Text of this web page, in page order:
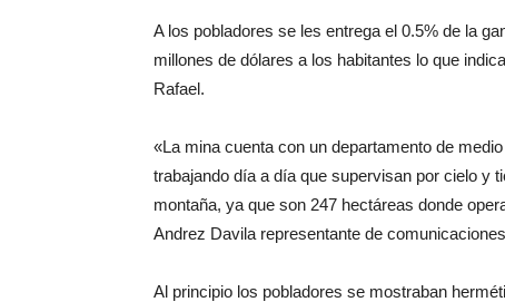
A los pobladores se les entrega el 0.5% de la
millones de dólares a los habitantes lo que
Rafael.
«La mina cuenta con un departamento de
trabajando día a día que supervisan por cielo y
montaña, ya que son 247 hectáreas donde
Andrez Davila representante de
Al principio los pobladores se mostraban